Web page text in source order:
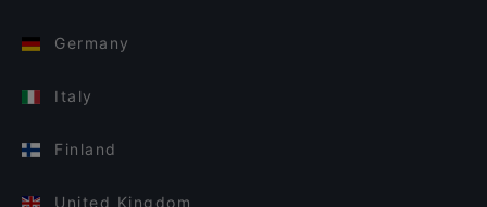
Germany
Italy
Finland
United Kingdom